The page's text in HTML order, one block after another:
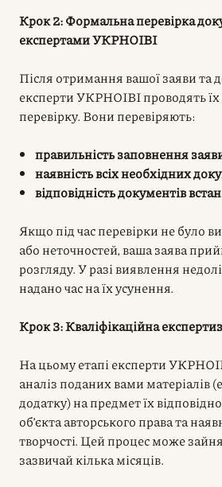
Крок 2: Формальна перевірка
експертами УКРНОІВІ
Після отримання вашої заяви та
експерти УКРНОІВІ проводять
перевірку. Вони перевіряють:
правильність заповнення
наявність всіх необхідних
відповідність документів
Якщо під час перевірки не було
або неточностей, ваша заява
розгляду. У разі виявлення
надано час на їх усунення.
Крок 3: Кваліфікаційна
На цьому етапі експерти
аналіз поданих вами матеріалів
додатку) на предмет їх
об’єкта авторського права та
творчості. Цей процес може
зазвичай кілька місяців.